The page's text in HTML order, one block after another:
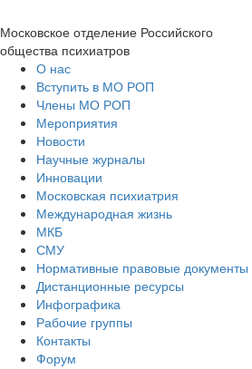
Московское отделение Российского
общества психиатров
О нас
Вступить в МО РОП
Члены МО РОП
Мероприятия
Новости
Научные журналы
Инновации
Московская психиатрия
Международная жизнь
МКБ
СМУ
Нормативные правовые документы
Дистанционные ресурсы
Инфографика
Рабочие группы
Контакты
Форум